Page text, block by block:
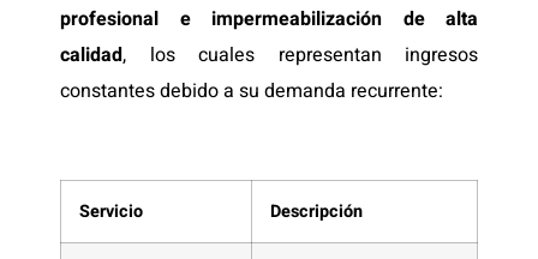
profesional e impermeabilización de alta
calidad, los cuales representan ingresos
constantes debido a su demanda recurrente:
Servicio Descripción